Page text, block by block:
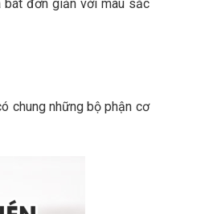
bát đơn giản với màu sắc
chung những bộ phận cơ